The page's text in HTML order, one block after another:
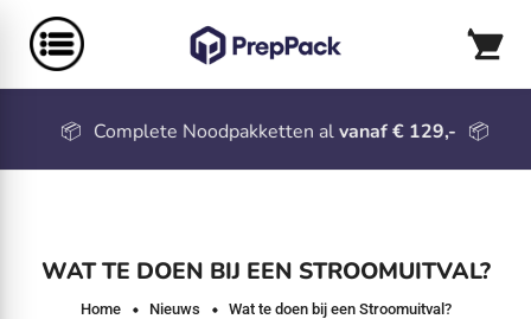
Complete Noodpakketten alvanaf € 129,- 📦
WAT TE DOEN BIJ EEN STROOMUITVAL?
Home Nieuws Wat te doen bij een Stroomuitval?